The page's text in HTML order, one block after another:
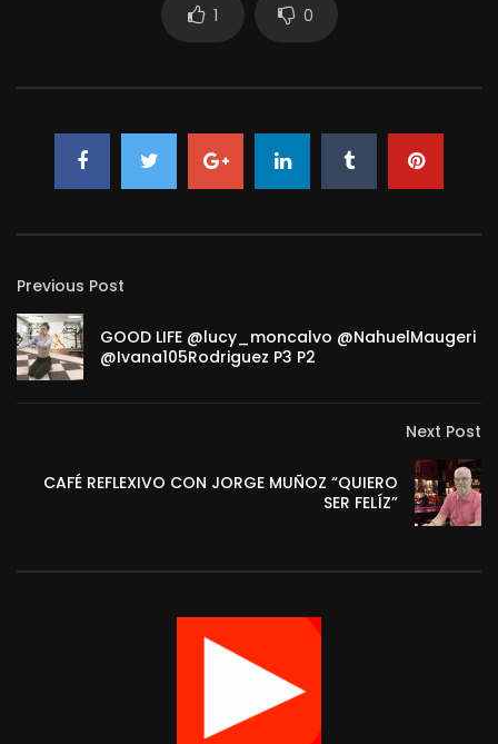
1 0
Previous Post
GOOD LIFE @lucy_moncalvo ‪@NahuelMaugeri‬
‪@Ivana105Rodriguez‬ P3 P2
Next Post
CAFÉ REFLEXIVO CON JORGE MUÑOZ “QUIERO
SER FELÍZ”